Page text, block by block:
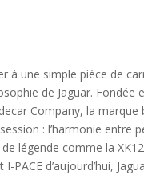
à une simple pièce de
de Jaguar. Fondée
Company, la marque
: l’harmonie entre
légende comme la
I-PACE d’aujourd’hui,